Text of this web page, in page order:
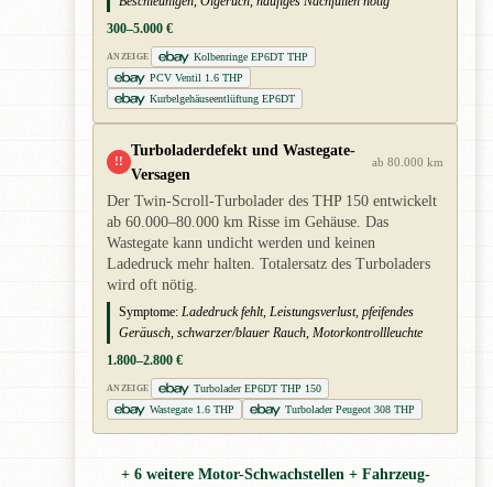
300–5.000 €
ANZEIGE
Kolbenringe EP6DT THP
PCV Ventil 1.6 THP
Kurbelgehäuseentlüftung EP6DT
!!
Turboladerdefekt und Wastegate-
Versagen
ab 80.000 km
Der Twin-Scroll-Turbolader des THP 150 entwickelt
ab 60.000–80.000 km Risse im Gehäuse. Das
Wastegate kann undicht werden und keinen
Ladedruck mehr halten. Totalersatz des Turboladers
wird oft nötig.
Symptome: Ladedruck fehlt, Leistungsverlust, pfeifendes
Geräusch, schwarzer/blauer Rauch, Motorkontrollleuchte
1.800–2.800 €
ANZEIGE
Turbolader EP6DT THP 150
Wastegate 1.6 THP
Turbolader Peugeot 308 THP
+ 6 weitere Motor-Schwachstellen + Fahrzeug-